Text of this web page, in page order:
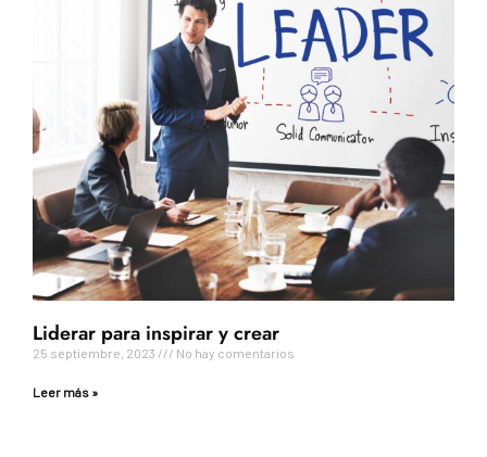
Liderar para inspirar y crear
25 septiembre, 2023 No hay comentarios
Leer más »